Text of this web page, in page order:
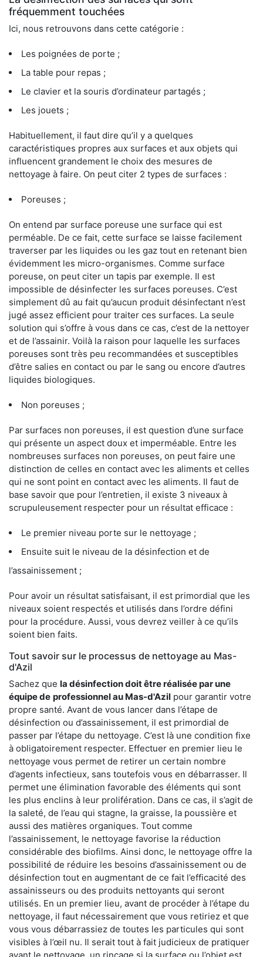
fréquemment touchées
Ici, nous retrouvons dans cette catégorie :
Les poignées de porte ;
La table pour repas ;
Le clavier et la souris d’ordinateur partagés ;
Les jouets ;
Habituellement, il faut dire qu’il y a quelques
caractéristiques propres aux surfaces et aux objets qui
influencent grandement le choix des mesures de
nettoyage à faire. On peut citer 2 types de surfaces :
Poreuses ;
On entend par surface poreuse une surface qui est
perméable. De ce fait, cette surface se laisse facilement
traverser par les liquides ou les gaz tout en retenant bien
évidemment les micro-organismes. Comme surface
poreuse, on peut citer un tapis par exemple. Il est
impossible de désinfecter les surfaces poreuses. C’est
simplement dû au fait qu’aucun produit désinfectant n’est
jugé assez efficient pour traiter ces surfaces. La seule
solution qui s’offre à vous dans ce cas, c’est de la nettoyer
et de l’assainir. Voilà la raison pour laquelle les surfaces
poreuses sont très peu recommandées et susceptibles
d’être salies en contact ou par le sang ou encore d’autres
liquides biologiques.
Non poreuses ;
Par surfaces non poreuses, il est question d’une surface
qui présente un aspect doux et imperméable. Entre les
nombreuses surfaces non poreuses, on peut faire une
distinction de celles en contact avec les aliments et celles
qui ne sont point en contact avec les aliments. Il faut de
base savoir que pour l’entretien, il existe 3 niveaux à
scrupuleusement respecter pour un résultat efficace :
Le premier niveau porte sur le nettoyage ;
Ensuite suit le niveau de la désinfection et de
l’assainissement ;
Pour avoir un résultat satisfaisant, il est primordial que les
niveaux soient respectés et utilisés dans l’ordre défini
pour la procédure. Aussi, vous devrez veiller à ce qu’ils
soient bien faits.
Tout savoir sur le processus de nettoyage au Mas-
d'Azil
Sachez que la désinfection doit être réalisée par une
équipe de professionnel au Mas-d'Azil pour garantir votre
propre santé. Avant de vous lancer dans l’étape de
désinfection ou d’assainissement, il est primordial de
passer par l’étape du nettoyage. C’est là une condition fixe
à obligatoirement respecter. Effectuer en premier lieu le
nettoyage vous permet de retirer un certain nombre
d’agents infectieux, sans toutefois vous en débarrasser. Il
permet une élimination favorable des éléments qui sont
les plus enclins à leur prolifération. Dans ce cas, il s’agit de
la saleté, de l’eau qui stagne, la graisse, la poussière et
aussi des matières organiques. Tout comme
l’assainissement, le nettoyage favorise la réduction
considérable des biofilms. Ainsi donc, le nettoyage offre la
possibilité de réduire les besoins d’assainissement ou de
désinfection tout en augmentant de ce fait l’efficacité des
assainisseurs ou des produits nettoyants qui seront
utilisés. En un premier lieu, avant de procéder à l’étape du
nettoyage, il faut nécessairement que vous retiriez et que
vous vous débarrassiez de toutes les particules qui sont
visibles à l’œil nu. Il serait tout à fait judicieux de pratiquer
avant le nettoyage, un rinçage si la surface ou l’objet est